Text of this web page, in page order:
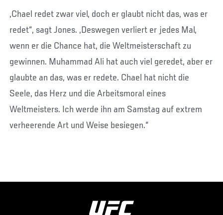
„Chael redet zwar viel, doch er glaubt nicht das, was er
redet“, sagt Jones. „Deswegen verliert er jedes Mal,
wenn er die Chance hat, die Weltmeisterschaft zu
gewinnen. Muhammad Ali hat auch viel geredet, aber er
glaubte an das, was er redete. Chael hat nicht die
Seele, das Herz und die Arbeitsmoral eines
Weltmeisters. Ich werde ihn am Samstag auf extrem
verheerende Art und Weise besiegen.“